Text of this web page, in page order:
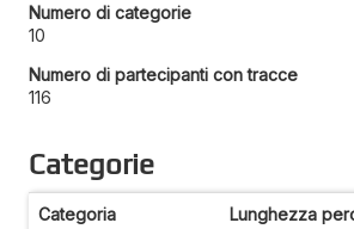
Numero di categorie
10
Numero di partecipanti con tracce
116
Categorie
Categoria Lunghezza